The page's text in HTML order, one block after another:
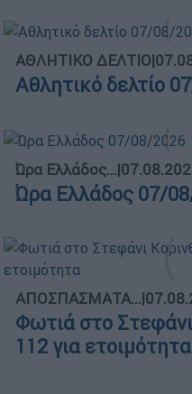
ΑΘΛΗΤΙΚΟ ΔΕΛΤΙΟ|
Αθλητικό δελτίο
Ώρα Ελλάδος...|
Ώρα Ελλάδος 07/
ΑΠΟΣΠΑΣΜΑΤΑ...|
Φωτιά στο
112 για ετοιμότητα